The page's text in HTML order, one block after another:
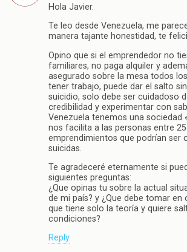
Hola Javier.
Te leo desde Venezuela, me
manera tajante honestidad, te
Opino que si el emprendedor no
familiares, no paga alquiler y
asegurado sobre la mesa todos
tener trabajo, puede dar el salto
suicidio, solo debe ser cuidadoso
credibilidad y experimentar con
Venezuela tenemos una sociedad
nos facilita a las personas entre
emprendimientos que podrían ser
suicidas.
Te agradeceré eternamente si
siguientes preguntas:
¿Que opinas tu sobre la actual
de mi país? y ¿Que debe tomar en
que tiene solo la teoría y quiere
condiciones?
Reply